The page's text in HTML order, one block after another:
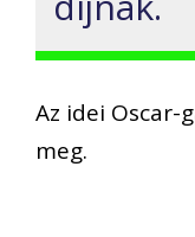
Az idei Oscar-
meg.